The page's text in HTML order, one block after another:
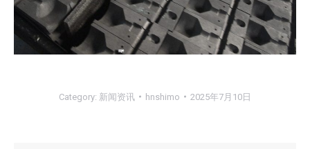
Category: 新闻资讯 hnshimo 2025年7月10日